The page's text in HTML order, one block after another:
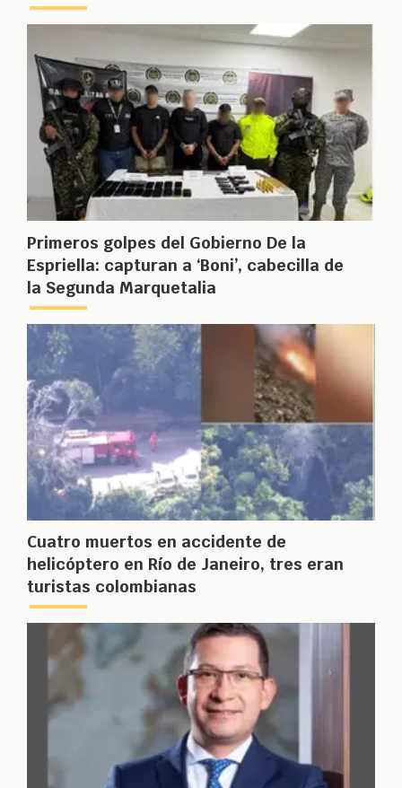
Primeros golpes del Gobierno De la
Espriella: capturan a ‘Boni’, cabecilla de
la Segunda Marquetalia
Cuatro muertos en accidente de
helicóptero en Río de Janeiro, tres eran
turistas colombianas